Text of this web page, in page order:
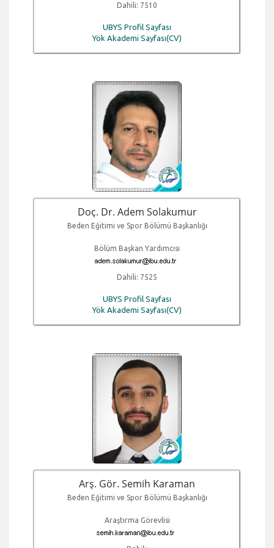
Dahili: 7510
UBYS Profil Sayfası
Yök Akademi Sayfası(CV)
Doç. Dr. Adem Solakumur
Beden Eğitimi ve Spor Bölümü Başkanlığı
Bölüm Başkan Yardımcısı
Dahili: 7525
UBYS Profil Sayfası
Yök Akademi Sayfası(CV)
Arş. Gör. Semih Karaman
Beden Eğitimi ve Spor Bölümü Başkanlığı
Araştırma Görevlisi